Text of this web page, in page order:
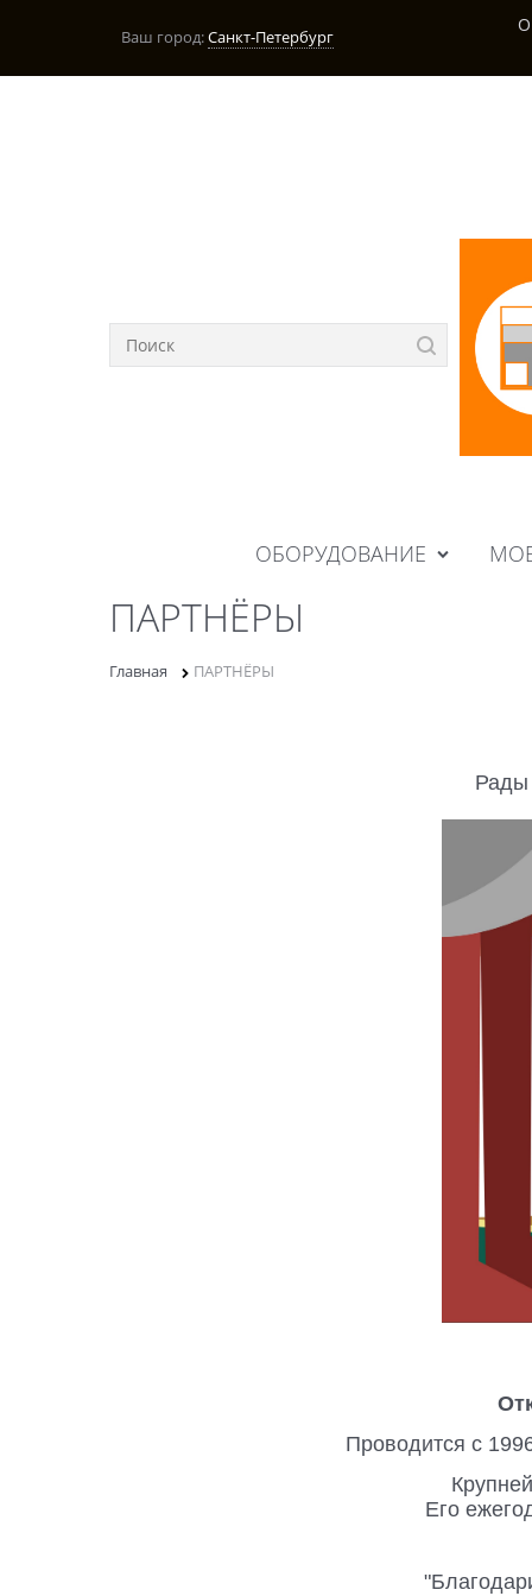
Ваш город:Санкт-Петербург
ОБОРУДОВАНИЕ
ПАРТНЁРЫ
Главная ПАРТНЁРЫ
Рады
Проводится с
Его